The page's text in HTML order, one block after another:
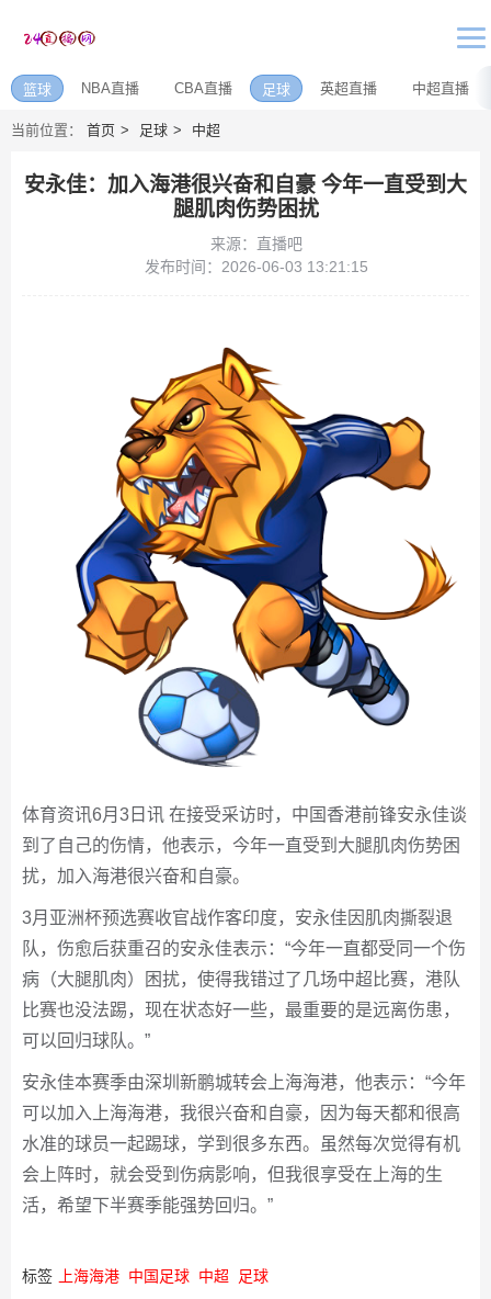
篮球 NBA直播 CBA直播 足球 英超直播 中超直播
当前位置： 首页 足球 中超
安永佳：加入海港很兴奋和自豪 今年一直受到大
腿肌肉伤势困扰
来源：直播吧
发布时间：2026-06-03 13:21:15
体育资讯6月3日讯 在接受采访时，中国香港前锋安永佳谈
到了自己的伤情，他表示，今年一直受到大腿肌肉伤势困
扰，加入海港很兴奋和自豪。
3月亚洲杯预选赛收官战作客印度，安永佳因肌肉撕裂退
队，伤愈后获重召的安永佳表示：“今年一直都受同一个伤
病（大腿肌肉）困扰，使得我错过了几场中超比赛，港队
比赛也没法踢，现在状态好一些，最重要的是远离伤患，
可以回归球队。”
安永佳本赛季由深圳新鹏城转会上海海港，他表示：“今年
可以加入上海海港，我很兴奋和自豪，因为每天都和很高
水准的球员一起踢球，学到很多东西。虽然每次觉得有机
会上阵时，就会受到伤病影响，但我很享受在上海的生
活，希望下半赛季能强势回归。”
标签 上海海港 中国足球 中超 足球